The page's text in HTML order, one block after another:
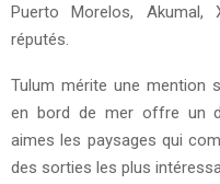
Puerto Morelos,
réputés.
Tulum mérite une mention
en bord de mer offre un
aimes les paysages qui
des sorties les plus